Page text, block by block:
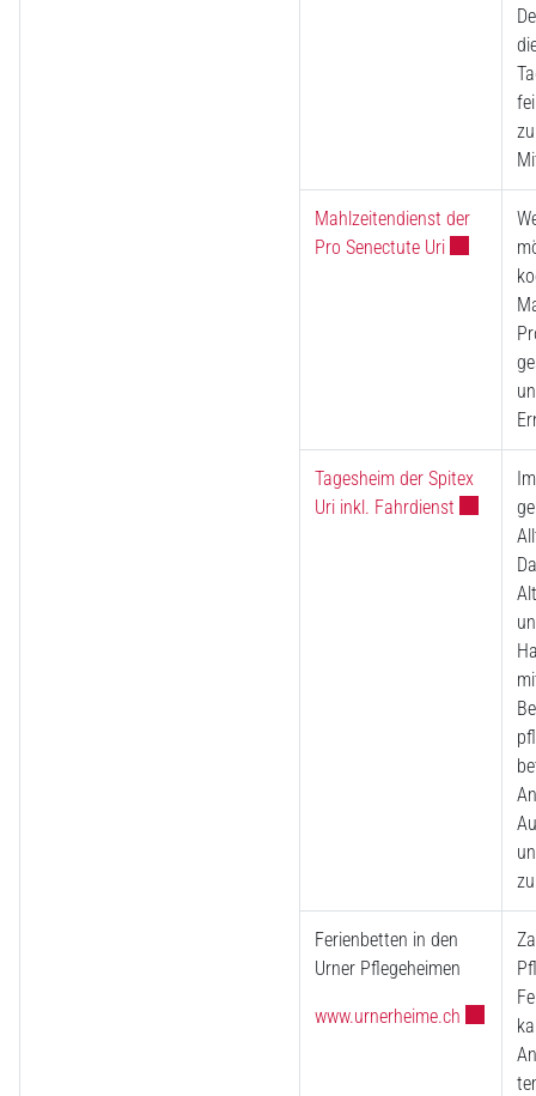
Mahlzeitendienst der
Pro Senectute UriExterner
Tagesheim der Spitex
Uri inkl. Fahrdienst Externer
Ferienbetten in den
Urner Pflegeheimen
www.urnerheime.ch